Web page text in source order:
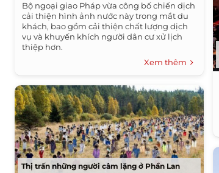
Bộ ngoại giao Pháp vừa công bố chiến dịch
cải thiện hình ảnh nước này trong mắt du
khách, bao gồm cải thiện chất lượng dịch
vụ và khuyến khích người dân cư xử lịch
thiệp hơn.
Xem thêm
Thị trấn những người câm lặng ở Phần Lan